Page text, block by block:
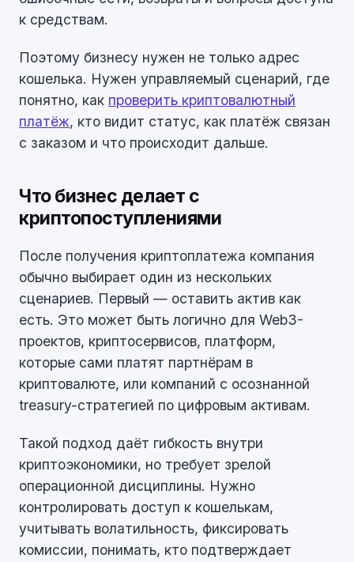
к средствам.
Поэтому бизнесу нужен не только адрес
кошелька. Нужен управляемый сценарий, где
понятно, как проверить криптовалютный
платёж, кто видит статус, как платёж связан
с заказом и что происходит дальше.
Что бизнес делает с
криптопоступлениями
После получения криптоплатежа компания
обычно выбирает один из нескольких
сценариев. Первый — оставить актив как
есть. Это может быть логично для Web3-
проектов, криптосервисов, платформ,
которые сами платят партнёрам в
криптовалюте, или компаний с осознанной
treasury-стратегией по цифровым активам.
Такой подход даёт гибкость внутри
криптоэкономики, но требует зрелой
операционной дисциплины. Нужно
контролировать доступ к кошелькам,
учитывать волатильность, фиксировать
комиссии, понимать, кто подтверждает